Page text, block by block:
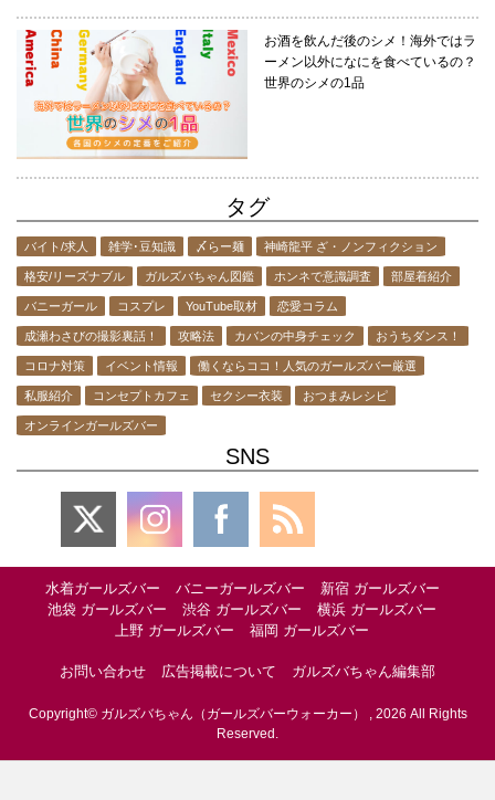
お酒を飲んだ後のシメ！海外ではラ
ーメン以外になにを食べているの？
世界のシメの1品
タグ
バイト/求人 雑学･豆知識 〆らー麺 神崎龍平 ざ・ノンフィクション
格安/リーズナブル ガルズバちゃん図鑑 ホンネで意識調査 部屋着紹介
バニーガール コスプレ YouTube取材 恋愛コラム
成瀬わさびの撮影裏話！ 攻略法 カバンの中身チェック おうちダンス！
コロナ対策 イベント情報 働くならココ！人気のガールズバー厳選
私服紹介 コンセプトカフェ セクシー衣装 おつまみレシピ
オンラインガールズバー
SNS
水着ガールズバー バニーガールズバー
新宿 ガールズバー
池袋 ガールズバー
渋谷 ガールズバー
横浜 ガールズバー
上野 ガールズバー
福岡 ガールズバー
お問い合わせ 広告掲載について ガルズバちゃん編集部
Copyright© ガルズバちゃん（ガールズバーウォーカー） , 2026 All Rights
Reserved.